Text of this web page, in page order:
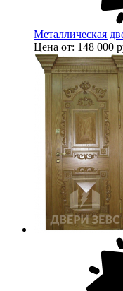
Металлическая
Цена от: 148 000